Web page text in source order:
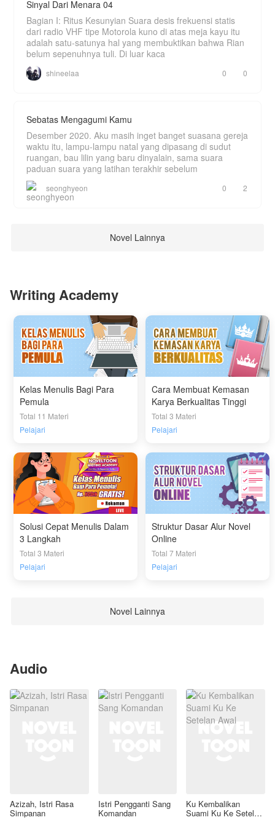
Sinyal Dari Menara 04
Bagian I: Ritus Kesunyian Suara desis frekuensi statis
dari radio VHF tipe Motorola kuno di atas meja kayu itu
adalah satu-satunya hal yang membuktikan bahwa Rian
belum sepenuhnya tuli. Di luar kaca
shineelaa 0 0
Sebatas Mengagumi Kamu
Desember 2020. Aku masih inget banget suasana gereja
waktu itu, lampu-lampu natal yang dipasang di sudut
ruangan, bau lilin yang baru dinyalain, sama suara
paduan suara yang latihan terakhir sebelum
seonghyeon 0 2
Novel Lainnya
Writing Academy
Kelas Menulis Bagi Para
Pemula
Total 11 Materi
Pelajari
Cara Membuat Kemasan
Karya Berkualitas Tinggi
Total 3 Materi
Pelajari
Solusi Cepat Menulis Dalam
3 Langkah
Total 3 Materi
Pelajari
Struktur Dasar Alur Novel
Online
Total 7 Materi
Pelajari
Novel Lainnya
Audio
Azizah, Istri Rasa
Simpanan
Istri Pengganti Sang
Komandan
Ku Kembalikan
Suami Ku Ke Setelan